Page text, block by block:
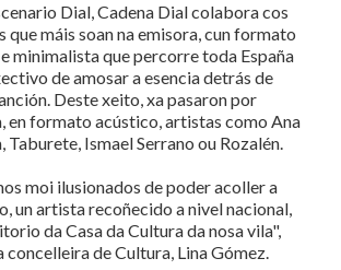
Dial, Cadena Dial colabora cos
que máis soan na emisora, cun formato
minimalista que percorre toda España
de amosar a esencia detrás de
Deste xeito, xa pasaron por
en formato acústico, artistas como Ana
Taburete, Ismael Serrano ou Rozalén.
moi ilusionados de poder acoller a
un artista recoñecido a nivel nacional,
da Casa da Cultura da nosa vila",
concelleira de Cultura, Lina Gómez.